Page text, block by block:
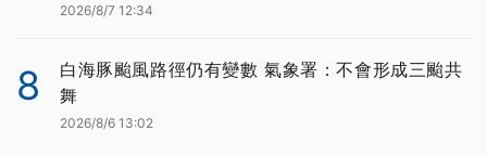
2026/8/7 12:34
8
白海豚颱風路徑仍有變數 氣象署：不會形成三颱共
舞
2026/8/6 13:02